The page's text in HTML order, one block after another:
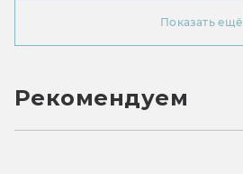
Показать ещё
Рекомендуем